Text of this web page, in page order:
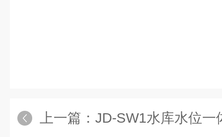
上一篇： JD-SW1水库水位一